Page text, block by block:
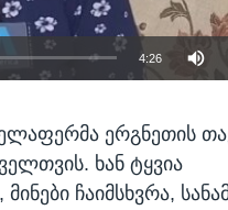
4:26
ერგნეთის
ხან ტყვია
ჩაიმსხვრა,